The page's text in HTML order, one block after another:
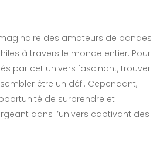
des amateurs de bandes
à travers le monde entier. Pour
par cet univers fascinant, trouver
être un défi. Cependant,
de surprendre et
dans l’univers captivant des